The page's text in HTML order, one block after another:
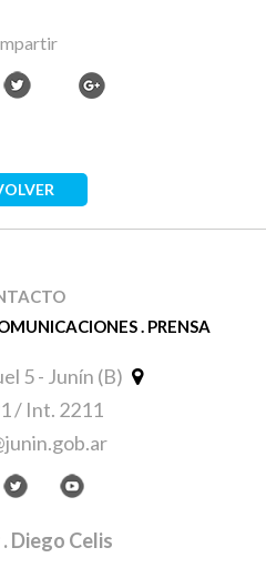
. PRENSA
5 - Junín (B)
/ Int. 2211
. Diego Celis